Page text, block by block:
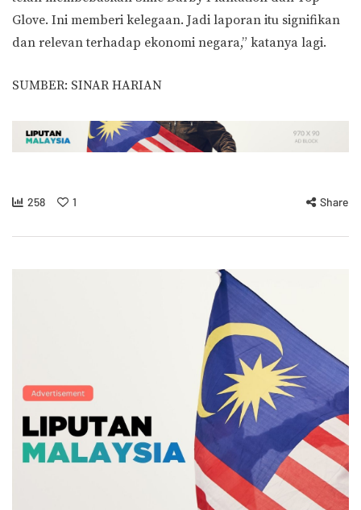
Glove. Ini memberi kelegaan. Jadi laporan itu signifikan
dan relevan terhadap ekonomi negara,” katanya lagi.
SUMBER: SINAR HARIAN
258 1 Share